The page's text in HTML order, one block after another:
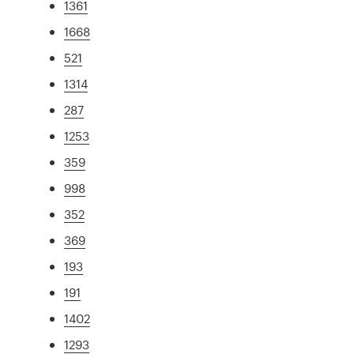
1361
1668
521
1314
287
1253
359
998
352
369
193
191
1402
1293